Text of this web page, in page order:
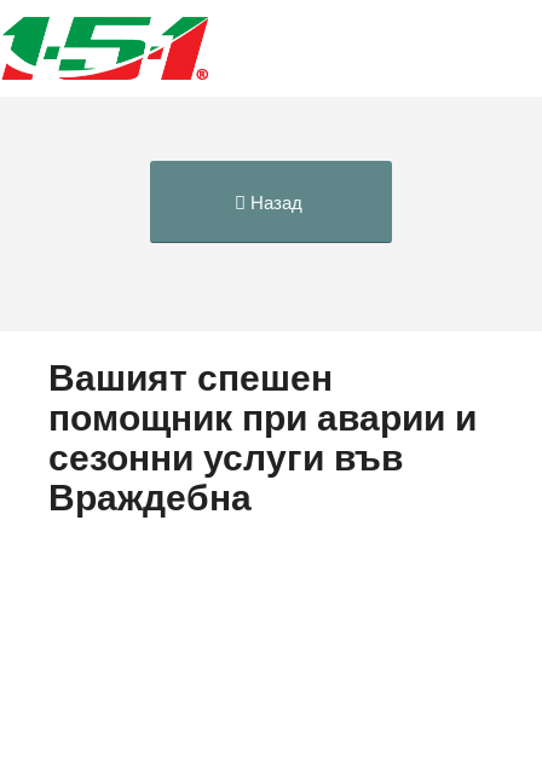
Назад
Вашият спешен
помощник при аварии и
сезонни услуги във
Враждебна